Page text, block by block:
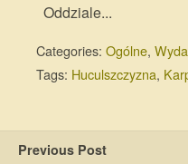
Oddziale...
Categories: Ogólne,
Tags: Huculszczyzna,
Previous Post